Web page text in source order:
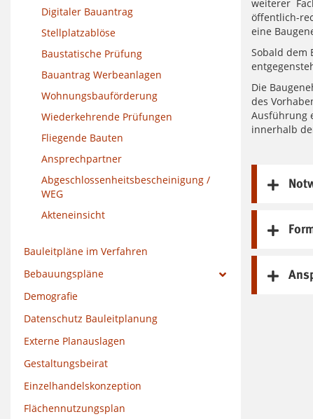
Digitaler Bauantrag
Stellplatzablöse
Baustatische Prüfung
Bauantrag Werbeanlagen
Wohnungsbauförderung
Wiederkehrende Prüfungen
Fliegende Bauten
Ansprechpartner
Abgeschlossenheitsbescheinigung /
WEG
Akteneinsicht
Bauleitpläne im Verfahren
Bebauungspläne
Demografie
Datenschutz Bauleitplanung
Externe Planauslagen
Gestaltungsbeirat
Einzelhandelskonzeption
Flächennutzungsplan
weiterer
öffentlich-
eine
Sobald dem
Die
des
Ausführung
innerhalb